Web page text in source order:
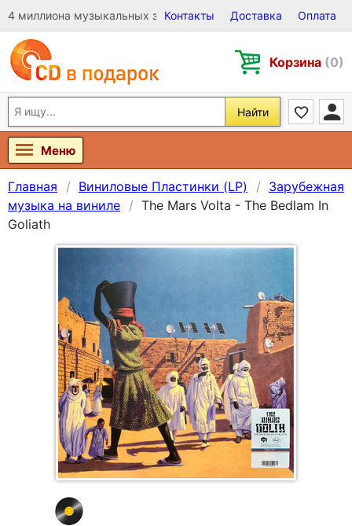
4 миллиона музыкальных записей на Виниле, CD и DVD
Контакты Доставка Оплата
Корзина (0)
Найти
Меню
Главная Виниловые Пластинки (LP)
Зарубежная
музыка на виниле
The Mars Volta - The Bedlam In
Goliath